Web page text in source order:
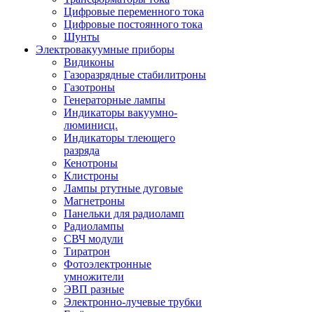
Цифровые переменного тока
Цифровые постоянного тока
Шунты
Электровакуумные приборы
Видиконы
Газоразрядные стабилитроны
Газотроны
Генераторные лампы
Индикаторы вакуумно-
люминисц.
Индикаторы тлеющего
разряда
Кенотроны
Клистроны
Лампы ртутные дуговые
Магнетроны
Панельки для радиоламп
Радиолампы
СВЧ модули
Тиратрон
Фотоэлектронные
умножители
ЭВП разные
Электронно-лучевые трубки